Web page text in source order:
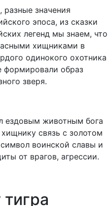
разные значения
эпоса, из сказки
легенд мы знаем, что
хищниками в
одинокого охотника
формировали образ
зверя.
ездовым животным бога
связь с золотом
воинской славы и
от врагов, агрессии.